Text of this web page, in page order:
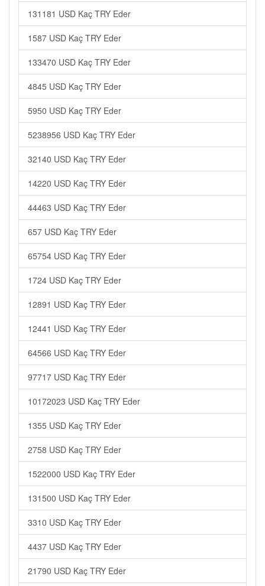
131181 USD Kaç TRY Eder
1587 USD Kaç TRY Eder
133470 USD Kaç TRY Eder
4845 USD Kaç TRY Eder
5950 USD Kaç TRY Eder
5238956 USD Kaç TRY Eder
32140 USD Kaç TRY Eder
14220 USD Kaç TRY Eder
44463 USD Kaç TRY Eder
657 USD Kaç TRY Eder
65754 USD Kaç TRY Eder
1724 USD Kaç TRY Eder
12891 USD Kaç TRY Eder
12441 USD Kaç TRY Eder
64566 USD Kaç TRY Eder
97717 USD Kaç TRY Eder
10172023 USD Kaç TRY Eder
1355 USD Kaç TRY Eder
2758 USD Kaç TRY Eder
1522000 USD Kaç TRY Eder
131500 USD Kaç TRY Eder
3310 USD Kaç TRY Eder
4437 USD Kaç TRY Eder
21790 USD Kaç TRY Eder